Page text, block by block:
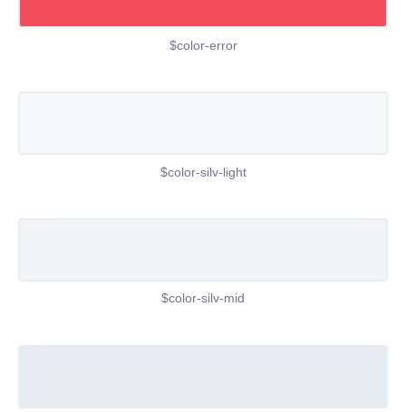
$color-error
$color-silv-light
$color-silv-mid